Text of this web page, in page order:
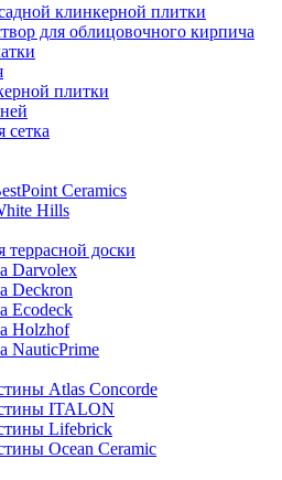
клинкерной плитки
для облицовочного кирпича
плитки
сетка
Ceramics
Hills
террасной доски
Darvolex
Deckron
Ecodeck
Holzhof
NauticPrime
Atlas Concorde
ITALON
Lifebrick
Ocean Ceramic